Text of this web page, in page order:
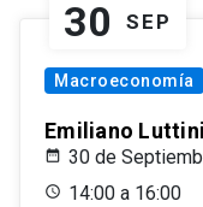
30 SEP
Macroeconomía
Emiliano
30 de
14:00 a 16:00